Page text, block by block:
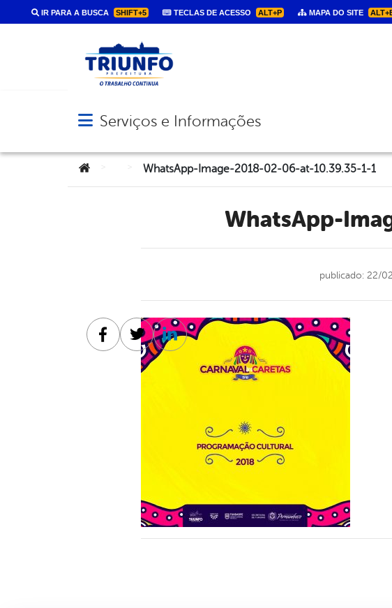
IR PARA A BUSCA SHIFT+5 TECLAS DE ACESSO ALT+P MAPA DO SITE
Abrir menu principal de navegação
Serviços e Informações
Você está aqui:WhatsApp-Image-2018-02-06-at-10.39.35-1-1
WhatsApp-
publicado: 22/
Facebook
TwitterLinkedin